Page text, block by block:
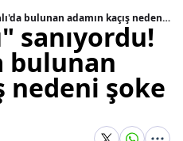
Herkes "öldü" sanıyordu! Müge Anlı'da bulunan adamın kaçış nedeni şoke etti
sanıyordu!
bulunan
nedeni şoke